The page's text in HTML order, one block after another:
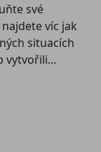
své
víc jak
situacích
vytvořili
a zapojit